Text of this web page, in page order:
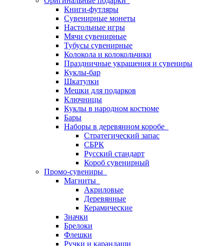
Книги-футляры
Сувенирные монеты
Настольные игры
Мячи сувенирные
Тубусы сувенирные
Колокола и колокольчики
Праздничные украшения и сувениры
Куклы-бар
Шкатулки
Мешки для подарков
Ключницы
Куклы в народном костюме
Бары
Наборы в деревянном коробе
Стратегический запас
СБРК
Русский стандарт
Короб сувенирный
Промо-сувениры
Магниты
Акриловые
Деревянные
Керамические
Значки
Брелоки
Флешки
Ручки и карандаши